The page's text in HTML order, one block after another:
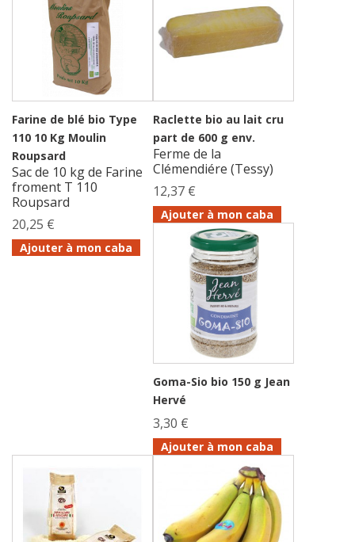
Farine de blé bio Type
110 10 Kg Moulin
Roupsard
Sac de 10 kg de Farine
froment T 110
Roupsard
20,25 €
Ajouter à mon caba
Raclette bio au lait cru
part de 600 g env.
Ferme de la
Clémendiére (Tessy)
12,37 €
Ajouter à mon caba
Goma-Sio bio 150 g Jean
Hervé
3,30 €
Ajouter à mon caba